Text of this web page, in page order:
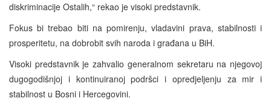
diskriminacije Ostalih,“ rekao je visoki predstavnik.
Fokus bi trebao biti na pomirenju, vladavini prava, stabilnosti i
prosperitetu, na dobrobit svih naroda i građana u BiH.
Visoki predstavnik je zahvalio generalnom sekretaru na njegovoj
dugogodišnjoj i kontinuiranoj podršci i opredjeljenju za mir i
stabilnost u Bosni i Hercegovini.